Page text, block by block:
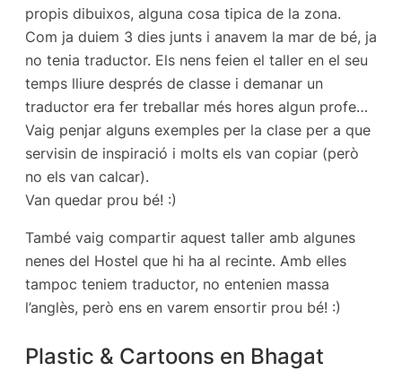
propis dibuixos, alguna cosa tipica de la zona.
Com ja duiem 3 dies junts i anavem la mar de bé, ja
no tenia traductor. Els nens feien el taller en el seu
temps lliure després de classe i demanar un
traductor era fer treballar més hores algun profe…
Vaig penjar alguns exemples per la clase per a que
servisin de inspiració i molts els van copiar (però
no els van calcar).
Van quedar prou bé! :)
També vaig compartir aquest taller amb algunes
nenes del Hostel que hi ha al recinte. Amb elles
tampoc teniem traductor, no entenien massa
l’anglès, però ens en varem ensortir prou bé! :)
Plastic & Cartoons en Bhagat